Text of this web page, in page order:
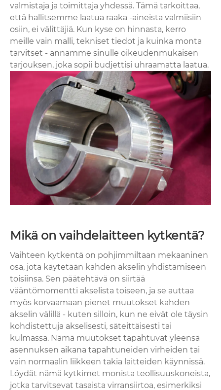
valmistaja ja toimittaja yhdessä. Tämä tarkoittaa,
että hallitsemme laatua raaka -aineista valmiisiin
osiin, ei välittäjiä. Kun kyse on hinnasta, kerro
meille vain malli, tekniset tiedot ja kuinka monta
tarvitset - annamme sinulle oikeudenmukaisen
tarjouksen, joka sopii budjettisi uhraamatta laatua.
Mikä on vaihdelaitteen kytkentä?
Vaihteen kytkentä on pohjimmiltaan mekaaninen
osa, jota käytetään kahden akselin yhdistämiseen
toisiinsa. Sen päätehtävä on siirtää
vääntömomentti akselista toiseen, ja se auttaa
myös korvaamaan pienet muutokset kahden
akselin välillä - kuten silloin, kun ne eivät ole täysin
kohdistettuja akselisesti, säteittäisesti tai
kulmassa. Nämä muutokset tapahtuvat yleensä
asennuksen aikana tapahtuneiden virheiden tai
vain normaalin liikkeen takia laitteiden käynnissä.
Löydät nämä kytkimet monista teollisuuskoneista,
jotka tarvitsevat tasaista virransiirtoa, esimerkiksi